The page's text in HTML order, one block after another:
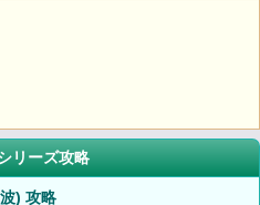
リーズ攻略
) 攻略